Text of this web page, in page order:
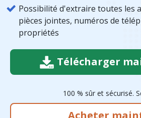
Possibilité d'extraire toutes les
pièces jointes, numéros de
propriétés
Télécharger
100 % sûr et sécurisé.